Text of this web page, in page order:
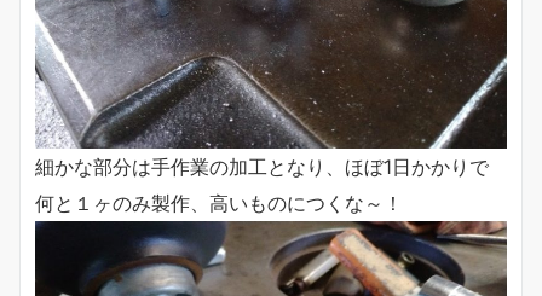
細かな部分は手作業の加工となり、ほぼ1日かかりで
何と１ヶのみ製作、高いものにつくな～！